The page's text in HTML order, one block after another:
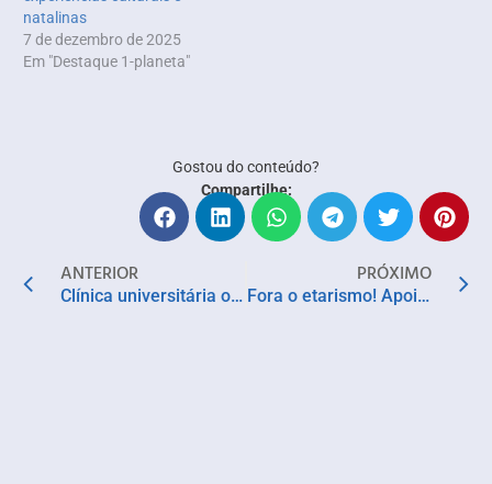
natalinas
7 de dezembro de 2025
Em "Destaque 1-planeta"
Gostou do conteúdo?
Compartilhe:
ANTERIOR
Clínica universitária oferece serviços médicos gratuitos em Salvador
PRÓXIMO
Fora o etarismo! Apoiamos Mani, esposa de Davi, que desabafa em carta aberta